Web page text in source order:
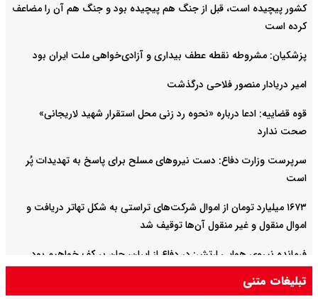
کشور پیچیده است، قبل از جنگ هم پیچیده بود و جنگ هم آن را مضاعف‌
کرده است
پزشکیان: مشروطه نقطه عطف بیداری و آزادی‌خواهی ملت ایران بود
امیر دریادار منصور فلاحی درگذشت
قوه قضاییه: ادعا درباره «نحوه رد زنی محل استقرار شهید لاریجانی»
صحت ندارد
سرپرست وزارت دفاع: دست نیروهای مسلح برای پاسخ به تهدیدات پُر
است
۱۶۷۳ میلیارد تومان از اموال شرکت‌های تراستی به شکل تهاتر دریافت و
اموال منقول و غیر منقول آن‌ها توقیف شد
فرمانده نیروی هوایی ارتش: در دفاع از ایران، جان بر کف خواهیم بود
حمله حسین شریعتمداری به مذاکرات ایران و عمان درباره تنگه هرمز:
تبلیغات متنی